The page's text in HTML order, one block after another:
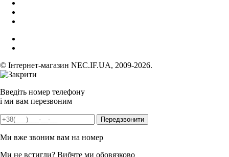
© Інтернет-магазин NEC.IF.UA, 2009-2026.
Введіть номер телефону
і ми вам перезвоним
Ми вже звоним вам на номер
Ми не встигли? Вибчте ми обовязково